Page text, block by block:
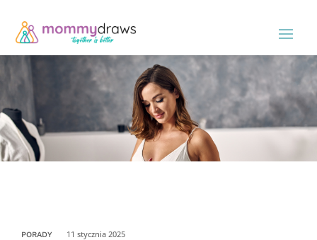
PORADY 11 stycznia 2025